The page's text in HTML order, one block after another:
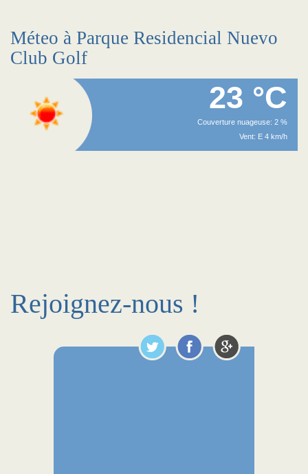
Méteo à Parque Residencial Nuevo
Club Golf
23 °C
Couverture nuageuse: 2 %
Vent: E 4 km/h
Rejoignez-nous !